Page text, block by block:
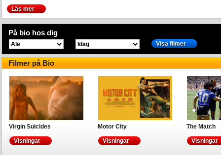
Läs mer
På bio hos dig
Visa filmer
Filmer på Bio
Virgin Suicides
Visningar
Motor City
Visningar
The Match
Visningar